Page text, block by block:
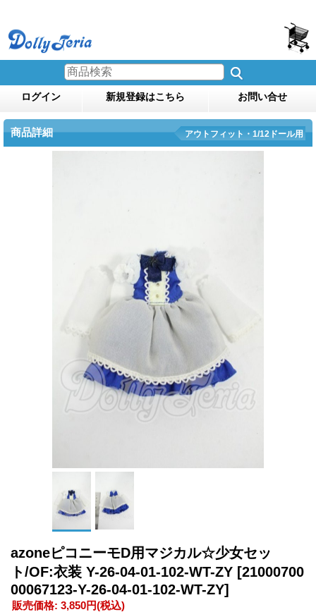
ログイン 新規登録はこちら お問い合せ
商品詳細 アウトフィット・1/12ドール用
azoneピコニーモD用マジカル☆少女セッ
ト/OF:衣装 Y-26-04-01-102-WT-ZY [21000700
00067123-Y-26-04-01-102-WT-ZY]
販売価格: 3,850円(税込)